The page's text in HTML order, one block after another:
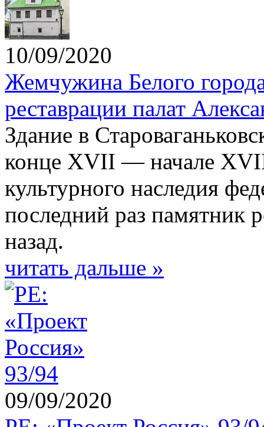
10/09/2020
Жемчужина Белого
реставрации палат
Здание в
конце XVII — начале
культурного наследия
последний раз памятник
назад.
читать дальше »
09/09/2020